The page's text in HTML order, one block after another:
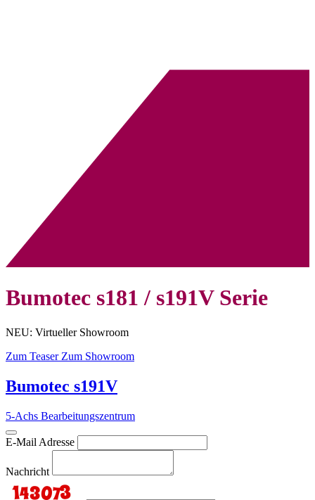
Bumotec s181 / s191V Serie
NEU: Virtueller Showroom
Zum Teaser Zum Showroom
Bumotec s191V
5-Achs Bearbeitungszentrum
E-Mail Adresse
Nachricht